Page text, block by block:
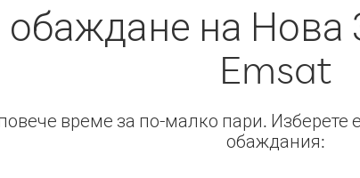
обаждане на Нова
Emsat
време за по-малко пари. Изберете
обаждания: